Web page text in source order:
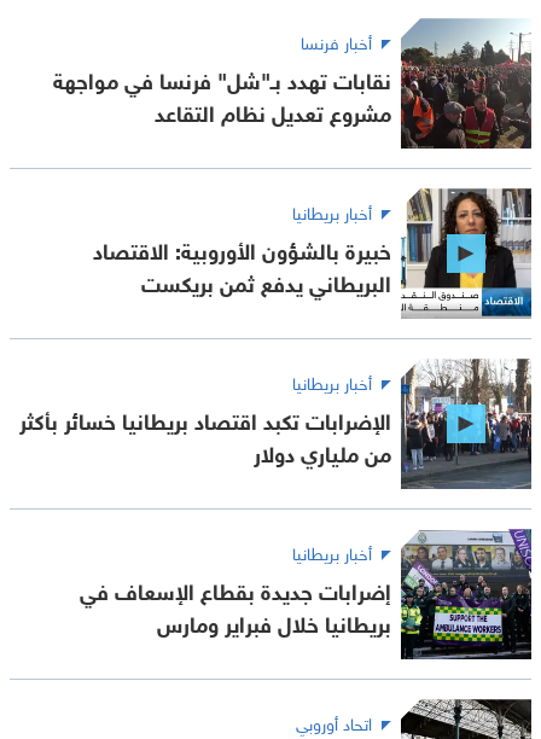
أخبار فرنسا
نقابات تهدد بـ"شل" فرنسا في مواجهة
مشروع تعديل نظام التقاعد
أخبار بريطانيا
خبيرة بالشؤون الأوروبية: الاقتصاد
البريطاني يدفع ثمن بريكست
أخبار بريطانيا
الإضرابات تكبد اقتصاد بريطانيا خسائر بأكثر
من ملياري دولار
أخبار بريطانيا
إضرابات جديدة بقطاع الإسعاف في
بريطانيا خلال فبراير ومارس
اتحاد أوروبي